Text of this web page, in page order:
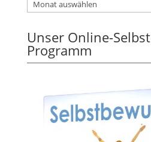
Unser Online-
Programm